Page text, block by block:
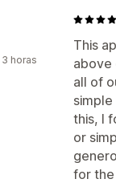
This
above
all of
this, I
or
for
horas